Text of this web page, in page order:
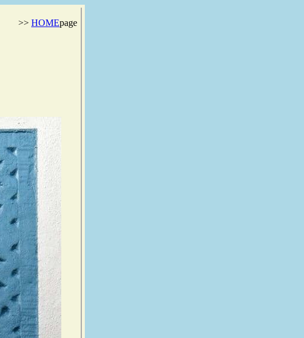
>> HOMEpage